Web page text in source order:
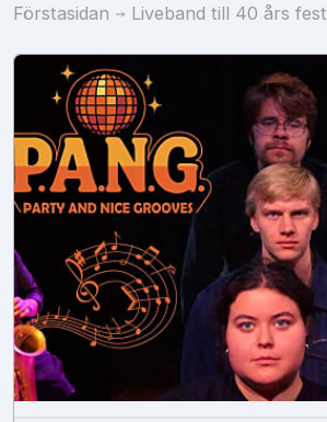
Förstasidan Liveband till 40 års fest